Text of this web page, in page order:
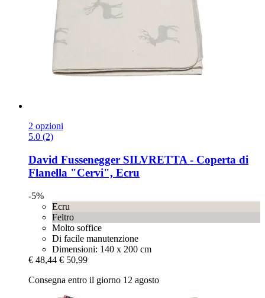
2 opzioni
5.0 (2)
David Fussenegger SILVRETTA -​ Coperta di
Flanella "Cervi", Ecru
-5%
Ecru
Feltro
Molto soffice
Di facile manutenzione
Dimensioni: 140 x 200 cm
€ 48,44 € 50,99
Consegna entro il giorno 12 agosto